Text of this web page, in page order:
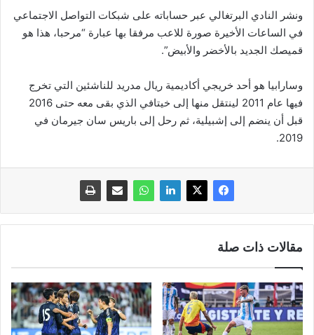
ونشر النادي البرتغالي عبر حساباته على شبكات التواصل الاجتماعي
في الساعات الأخيرة صورة للاعب مرفقا بها عبارة “مرحبا، هذا هو
قميصك الجديد بالأخضر والأبيض”.
وسارابيا هو أحد خريجي أكاديمية ريال مدريد للناشئين التي تخرج
فيها عام 2011 لينتقل منها إلى خيتافي الذي بقى معه حتى 2016
قبل أن ينضم إلى إشبيلية، ثم رحل إلى باريس سان جيرمان في
2019.
مقالات ذات صلة